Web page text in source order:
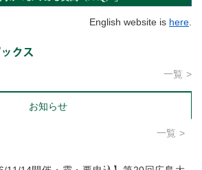
English website is here.
一覧
お知らせ
一覧